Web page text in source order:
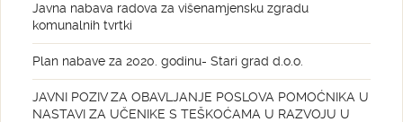
Javna nabava radova za višenamjensku zgradu
komunalnih tvrtki
Plan nabave za 2020. godinu- Stari grad d.o.o.
JAVNI POZIV ZA OBAVLJANJE POSLOVA POMOĆNIKA U
NASTAVI ZA UČENIKE S TEŠKOĆAMA U RAZVOJU U